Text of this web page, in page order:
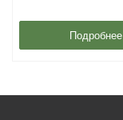
Подробнее